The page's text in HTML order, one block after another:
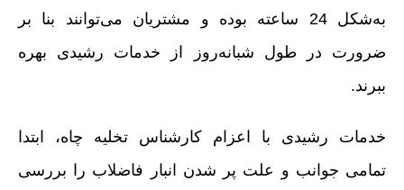
به‌شکل 24 ساعته بوده و مشتریان می‌توانند بنا بر
ضرورت در طول شبانه‌روز از خدمات رشیدی بهره
ببرند.
خدمات رشیدی با اعزام کارشناس تخلیه چاه، ابتدا
تمامی جوانب و علت پر شدن انبار فاضلاب را بررسی